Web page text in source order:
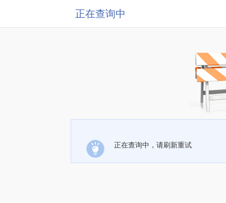
正在查询中
正在查询中，请刷新重试